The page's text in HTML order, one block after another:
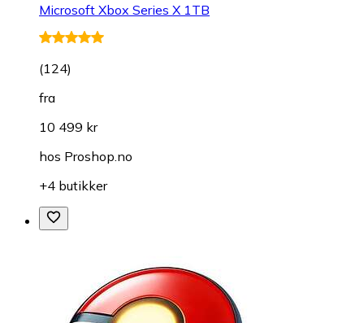
Microsoft Xbox Series X 1TB
(124)
fra
10 499 kr
hos Proshop.no
+4 butikker